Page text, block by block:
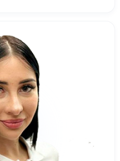
зуба в
зубів вказані у
на
або зателефонувати
клініка
Васильківська, що